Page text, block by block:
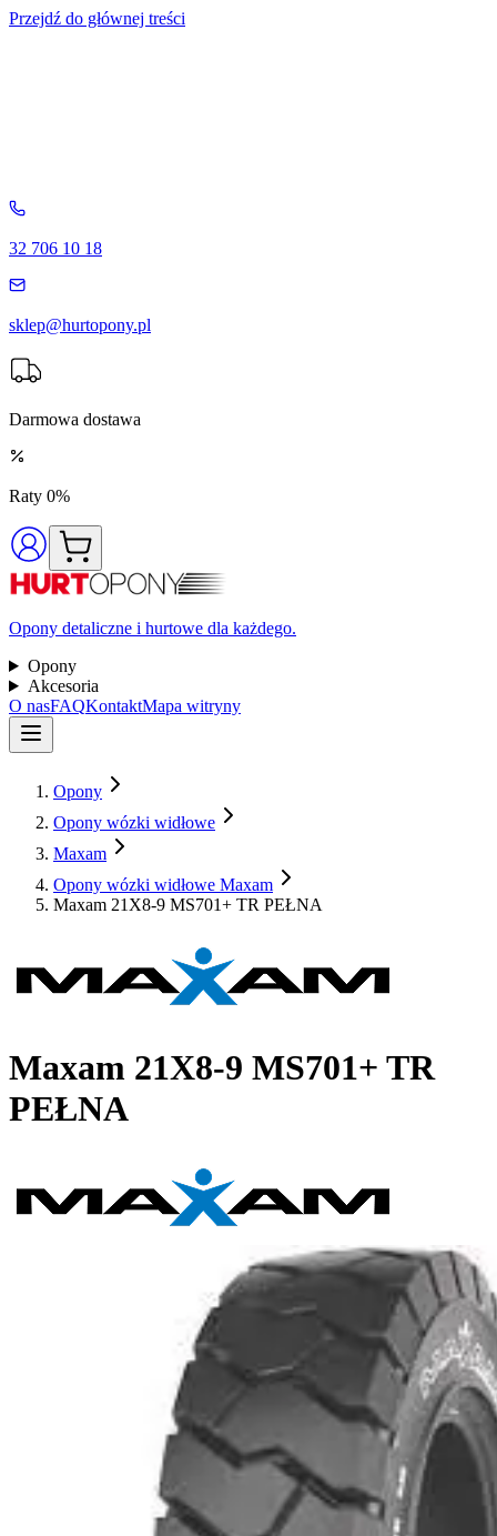
Przejdź do głównej treści
32 706 10 18
sklep@hurtopony.pl
Darmowa dostawa
Raty 0%
Opony detaliczne i hurtowe dla każdego.
Opony
Akcesoria
O nasFAQKontaktMapa witryny
Opony
Opony wózki widłowe
Maxam
Opony wózki widłowe Maxam
Maxam 21X8-9 MS701+ TR PEŁNA
Maxam 21X8-9 MS701+ TR
PEŁNA